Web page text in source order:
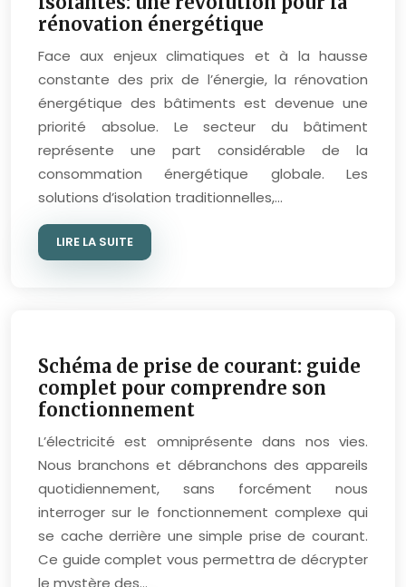
rénovation énergétique
Face aux enjeux climatiques et à la hausse
constante des prix de l’énergie, la rénovation
énergétique des bâtiments est devenue une
priorité absolue. Le secteur du bâtiment
représente une part considérable de la
consommation énergétique globale. Les
solutions d’isolation traditionnelles,…
LIRE LA SUITE
Schéma de prise de courant: guide
complet pour comprendre son
fonctionnement
L’électricité est omniprésente dans nos vies.
Nous branchons et débranchons des appareils
quotidiennement, sans forcément nous
interroger sur le fonctionnement complexe qui
se cache derrière une simple prise de courant.
Ce guide complet vous permettra de décrypter
le mystère des…